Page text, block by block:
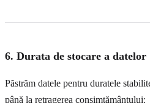
6. Durata de stocare a datelor
Păstrăm datele pentru duratele
până la retragerea consimțământului: